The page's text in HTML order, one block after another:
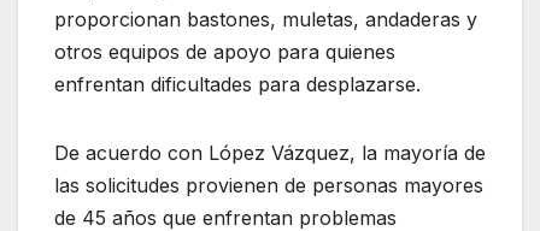
proporcionan bastones, muletas, andaderas y
otros equipos de apoyo para quienes
enfrentan dificultades para desplazarse.
De acuerdo con López Vázquez, la mayoría de
las solicitudes provienen de personas mayores
de 45 años que enfrentan problemas